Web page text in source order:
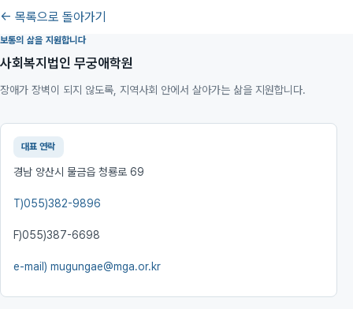
← 목록으로 돌아가기
보통의 삶을 지원합니다
사회복지법인 무궁애학원
장애가 장벽이 되지 않도록, 지역사회 안에서 살아가는 삶을 지원합니다.
대표 연락
경남 양산시 물금읍 청룡로 69
T)055)382-9896
F)055)387-6698
e-mail) mugungae@mga.or.kr